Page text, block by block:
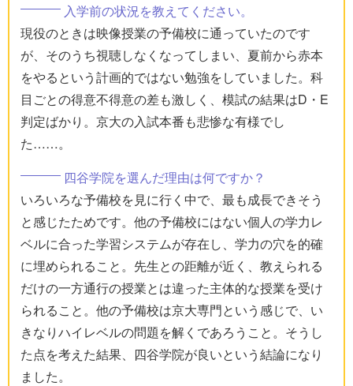
入学前の状況を教えてください。
現役のときは映像授業の予備校に通っていたのです
が、そのうち視聴しなくなってしまい、夏前から赤本
をやるという計画的ではない勉強をしていました。科
目ごとの得意不得意の差も激しく、模試の結果はD・E
判定ばかり。京大の入試本番も悲惨な有様でし
た……。
四谷学院を選んだ理由は何ですか？
いろいろな予備校を見に行く中で、最も成長できそう
と感じたためです。他の予備校にはない個人の学力レ
ベルに合った学習システムが存在し、学力の穴を的確
に埋められること。先生との距離が近く、教えられる
だけの一方通行の授業とは違った主体的な授業を受け
られること。他の予備校は京大専門という感じで、い
きなりハイレベルの問題を解くであろうこと。そうし
た点を考えた結果、四谷学院が良いという結論になり
ました。